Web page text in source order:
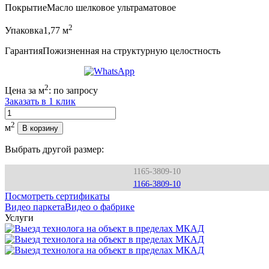
ПокрытиеМасло шелковое ультраматовое
Упаковка1,77 м2
ГарантияПожизненная на структурную целостность
Цена за м2: по запросу
Заказать в 1 клик
Количество
м2 В корзину
Выбрать другой размер:
1165-3809-10
1166-3809-10
Посмотреть сертификаты
Видео паркетаВидео о фабрике
Услуги